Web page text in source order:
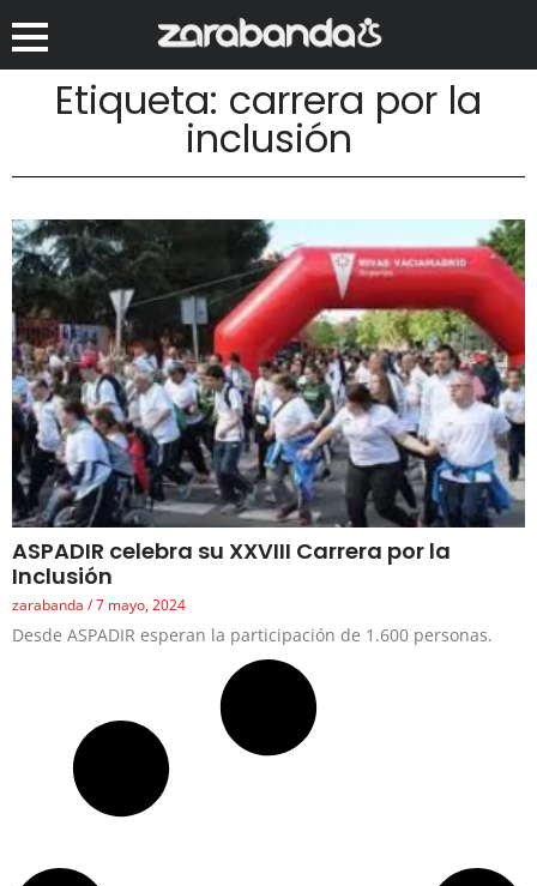
Etiqueta: carrera por la
inclusión
ASPADIR celebra su XXVIII Carrera por la
Inclusión
zarabanda 7 mayo, 2024
Desde ASPADIR esperan la participación de 1.600 personas.